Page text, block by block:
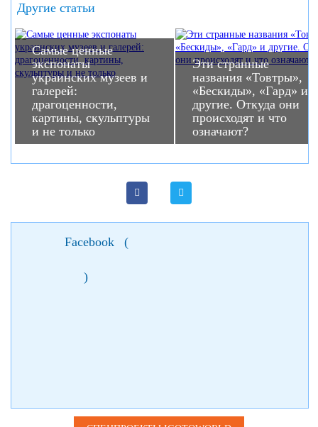
Другие статьи
Самые ценные
экспонаты
украинских музеев и
галерей:
драгоценности,
картины, скульптуры
и не только
Эти странные
названия «Товтры»,
«Бескиды», «Гард» и
другие. Откуда они
происходят и что
означают?
Facebook (
)